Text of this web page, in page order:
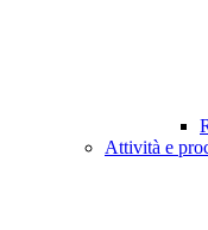
Attività e